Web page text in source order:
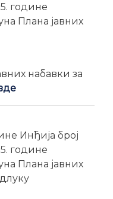
године
Плана јавних
набавки за
Инђија број
године
Плана јавних